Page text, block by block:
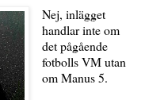
Nej, inlägget
handlar inte om
det pågående
fotbolls VM utan
om Manus 5.